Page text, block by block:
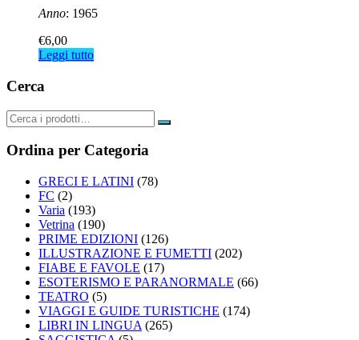
Anno: 1965
€6,00
Leggi tutto
Cerca
Ordina per Categoria
GRECI E LATINI (78)
FC (2)
Varia (193)
Vetrina (190)
PRIME EDIZIONI (126)
ILLUSTRAZIONE E FUMETTI (202)
FIABE E FAVOLE (17)
ESOTERISMO E PARANORMALE (66)
TEATRO (5)
VIAGGI E GUIDE TURISTICHE (174)
LIBRI IN LINGUA (265)